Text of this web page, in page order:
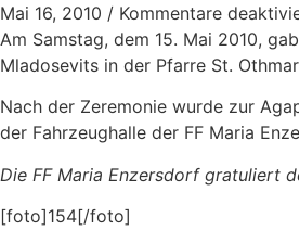
Mai 16, 2010 / Kommentare
Am Samstag, dem 15. Mai 2010,
Mladosevits in der Pfarre St.
Nach der Zeremonie wurde zur
der Fahrzeughalle der FF Maria
Die FF Maria Enzersdorf gratuliert
[foto]154[/foto]